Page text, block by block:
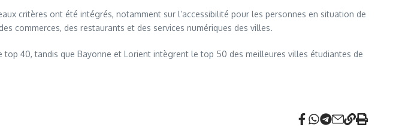
critères ont été intégrés, notamment sur l’accessibilité pour les personnes en situation de
commerces, des restaurants et des services numériques des villes.
40, tandis que Bayonne et Lorient intègrent le top 50 des meilleures villes étudiantes de